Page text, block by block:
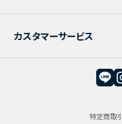
カスタマーサービス
特定商取